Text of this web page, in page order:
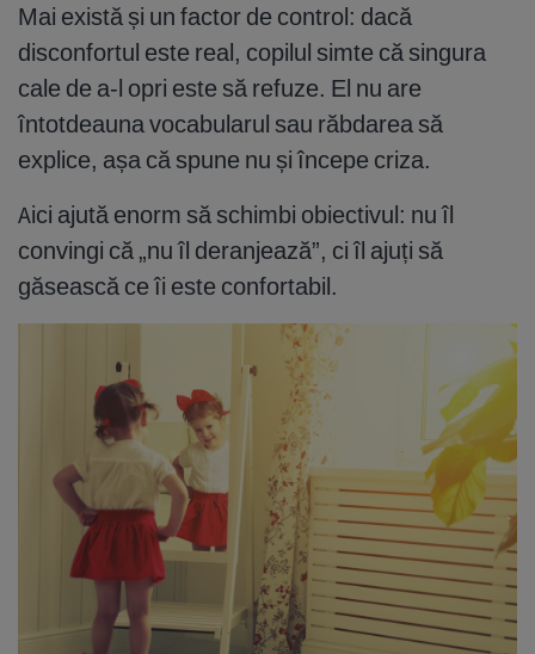
Mai există și un factor de control: dacă
disconfortul este real, copilul simte că singura
cale de a-l opri este să refuze. El nu are
întotdeauna vocabularul sau răbdarea să
explice, așa că spune nu și începe criza.
Aici ajută enorm să schimbi obiectivul: nu îl
convingi că „nu îl deranjează”, ci îl ajuți să
găsească ce îi este confortabil.